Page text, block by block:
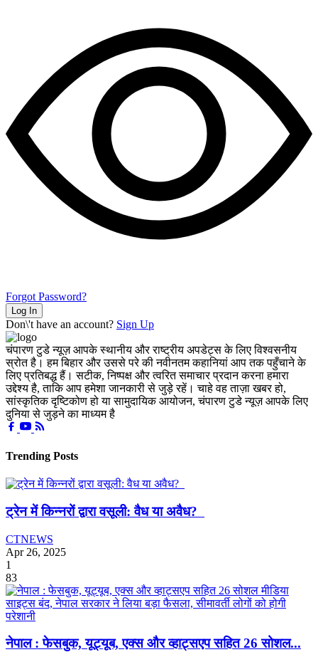
Forgot Password?
Log In
Don\'t have an account? Sign Up
चंपारण टुडे न्यूज़ आपके स्थानीय और राष्ट्रीय अपडेट्स के लिए विश्वसनीय
स्रोत है। हम बिहार और उससे परे की नवीनतम कहानियां आप तक पहुँचाने के
लिए प्रतिबद्ध हैं। सटीक, निष्पक्ष और त्वरित समाचार प्रदान करना हमारा
उद्देश्य है, ताकि आप हमेशा जानकारी से जुड़े रहें। चाहे वह ताज़ा खबर हो,
सांस्कृतिक दृष्टिकोण हो या सामुदायिक आयोजन, चंपारण टुडे न्यूज़ आपके लिए
दुनिया से जुड़ने का माध्यम है
Trending Posts
ट्रेन में किन्नरों द्वारा वसूली: वैध या अवैध?
CTNEWS
Apr 26, 2025
1
83
नेपाल : फेसबुक, यूट्यूब, एक्स और व्हाट्सएप सहित 26 सोशल...